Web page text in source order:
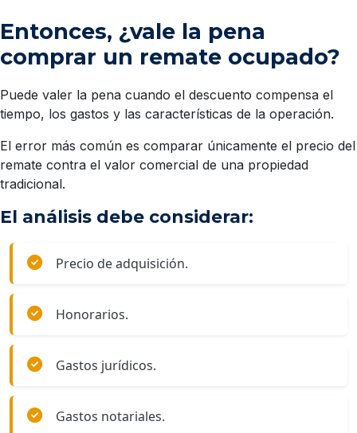
Entonces, ¿vale la pena
comprar un remate ocupado?
Puede valer la pena cuando el descuento compensa el
tiempo, los gastos y las características de la operación.
El error más común es comparar únicamente el precio del
remate contra el valor comercial de una propiedad
tradicional.
El análisis debe considerar:
Precio de adquisición.
Honorarios.
Gastos jurídicos.
Gastos notariales.